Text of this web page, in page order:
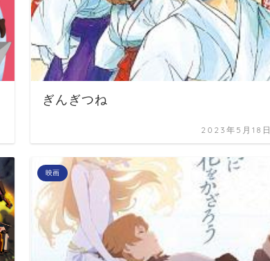
ぎんぎつね
2023年5月18日
映画